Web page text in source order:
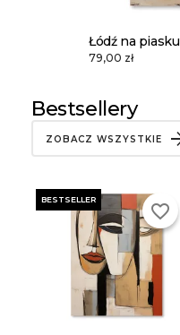
Łódź na piasku
79,00 zł
Bestsellery
ZOBACZ WSZYSTKIE
BESTSELLER
favorite_border